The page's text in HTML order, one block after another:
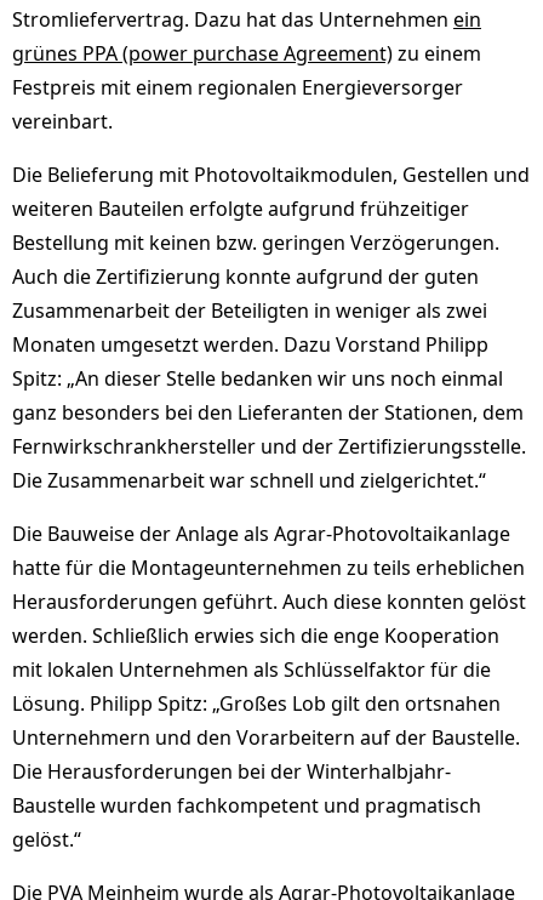
Stromliefervertrag. Dazu hat das Unternehmen ein
grünes PPA (power purchase Agreement)zu einem
Festpreis mit einem regionalen Energieversorger
vereinbart.
Die Belieferung mit Photovoltaikmodulen, Gestellen und
weiteren Bauteilen erfolgte aufgrund frühzeitiger
Bestellung mit keinen bzw. geringen Verzögerungen.
Auch die Zertifizierung konnte aufgrund der guten
Zusammenarbeit der Beteiligten in weniger als zwei
Monaten umgesetzt werden. Dazu Vorstand Philipp
Spitz: „An dieser Stelle bedanken wir uns noch einmal
ganz besonders bei den Lieferanten der Stationen, dem
Fernwirkschrankhersteller und der Zertifizierungsstelle.
Die Zusammenarbeit war schnell und zielgerichtet.“
Die Bauweise der Anlage als Agrar-Photovoltaikanlage
hatte für die Montageunternehmen zu teils erheblichen
Herausforderungen geführt. Auch diese konnten gelöst
werden. Schließlich erwies sich die enge Kooperation
mit lokalen Unternehmen als Schlüsselfaktor für die
Lösung. Philipp Spitz: „Großes Lob gilt den ortsnahen
Unternehmern und den Vorarbeitern auf der Baustelle.
Die Herausforderungen bei der Winterhalbjahr-
Baustelle wurden fachkompetent und pragmatisch
gelöst.“
Die PVA Meinheim wurde als Agrar-Photovoltaikanlage